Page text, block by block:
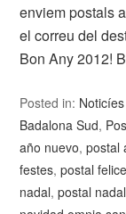
enviem postals
el correu del
Bon Any 2012!
Posted in:
Badalona Sud,
año nuevo,postal
festes,postal
nadal,postal